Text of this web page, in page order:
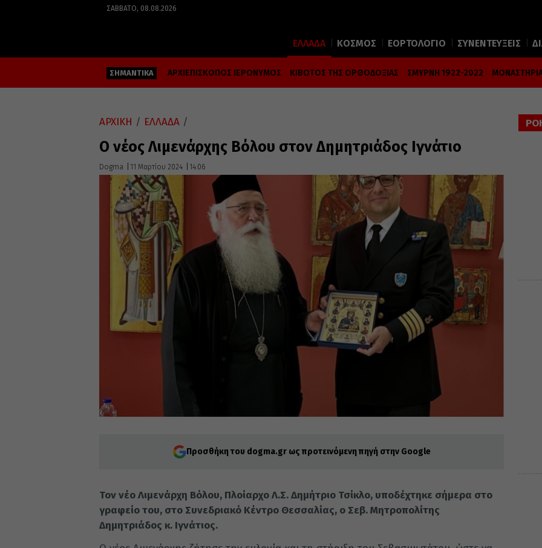
ΣΆΒΒΑΤΟ, 08.08.2026
ΕΛΛΑΔΑ ΚΟΣΜΟΣ ΕΟΡΤΟΛΟΓΙΟ ΣΥΝΕΝΤΕΥΞΕΙΣ
ΣΗΜΑΝΤΙΚΑ ΑΡΧΙΕΠΙΣΚΟΠΟΣ ΙΕΡΩΝΥΜΟΣ ΚΙΒΩΤΟΣ ΤΗΣ ΟΡΘΟΔΟΞΙΑΣ ΣΜΥΡΝΗ 1922-2022
ΑΡΧΙΚΗ / ΕΛΛΑΔΑ /
Ο νέος Λιμενάρχης Βόλου στον Δημητριάδος Ιγνάτιο
Dogma 11 Μαρτίου 2024 14:06
Προσθήκη του dogma.gr ως προτεινόμενη πηγή στην Google
Τον νέο Λιμενάρχη Βόλου, Πλοίαρχο Λ.Σ. Δημήτριο Τσίκλο, υποδέχτηκε σήμερα στο
γραφείο του, στο Συνεδριακό Κέντρο Θεσσαλίας, ο Σεβ. Μητροπολίτης
Δημητριάδος κ. Ιγνάτιος.